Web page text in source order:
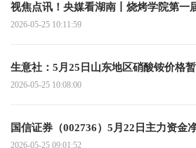
视焦点讯！央媒看湖南丨烧烤学院第一
2026-05-25 10:11:59
生意社：5月25日山东地区硝酸铵价格
2026-05-25 10:08:00
国信证券（002736）5月22日主力资金
2026-05-25 09:01:52